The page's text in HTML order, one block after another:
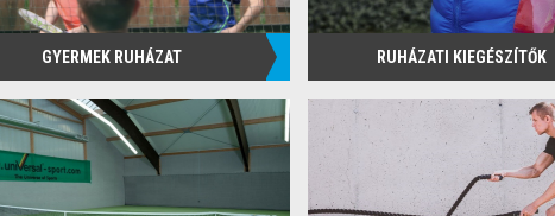
GYERMEK RUHÁZAT RUHÁZATI KIEGÉSZÍTŐK